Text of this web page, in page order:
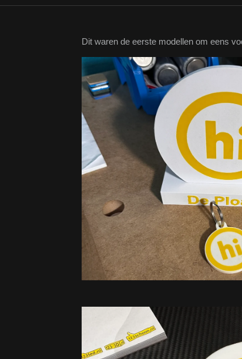
Dit waren de eerste modellen om eens